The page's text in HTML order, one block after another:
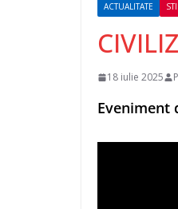
ACTUALITATE
18 iulie 2025
Eveniment